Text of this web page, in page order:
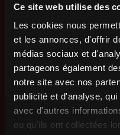
Ce site web utilise des
Les cookies nous
et les annonces, d'offrir
médias sociaux et
partageons également
notre site avec nos
publicité et d'analyse,
avec d'autres
ou qu'ils ont collectées